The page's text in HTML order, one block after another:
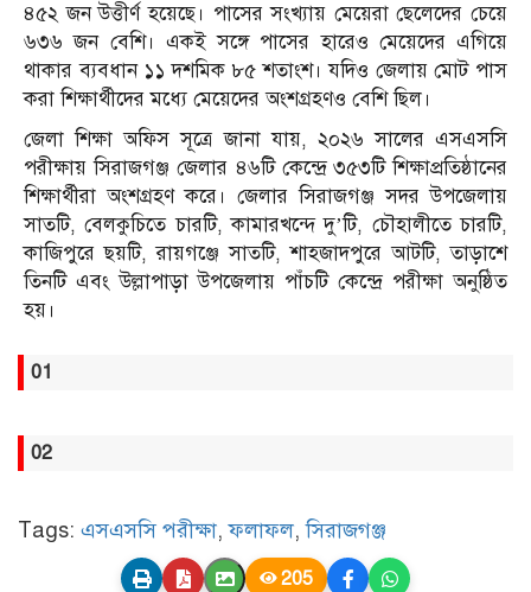
৪৫২ জন উত্তীর্ণ হয়েছে। পাসের সংখ্যায় মেয়েরা ছেলেদের চেয়ে
৬৩৬ জন বেশি। একই সঙ্গে পাসের হারেও মেয়েদের এগিয়ে
থাকার ব্যবধান ১১ দশমিক ৮৫ শতাংশ। যদিও জেলায় মোট পাস
করা শিক্ষার্থীদের মধ্যে মেয়েদের অংশগ্রহণও বেশি ছিল।
জেলা শিক্ষা অফিস সূত্রে জানা যায়, ২০২৬ সালের এসএসসি
পরীক্ষায় সিরাজগঞ্জ জেলার ৪৬টি কেন্দ্রে ৩৫৩টি শিক্ষাপ্রতিষ্ঠানের
শিক্ষার্থীরা অংশগ্রহণ করে। জেলার সিরাজগঞ্জ সদর উপজেলায়
সাতটি, বেলকুচিতে চারটি, কামারখন্দে দু’টি, চৌহালীতে চারটি,
কাজিপুরে ছয়টি, রায়গঞ্জে সাতটি, শাহজাদপুরে আটটি, তাড়াশে
তিনটি এবং উল্লাপাড়া উপজেলায় পাঁচটি কেন্দ্রে পরীক্ষা অনুষ্ঠিত
হয়।
01
02
Tags: এসএসসি পরীক্ষা,ফলাফল,সিরাজগঞ্জ
205